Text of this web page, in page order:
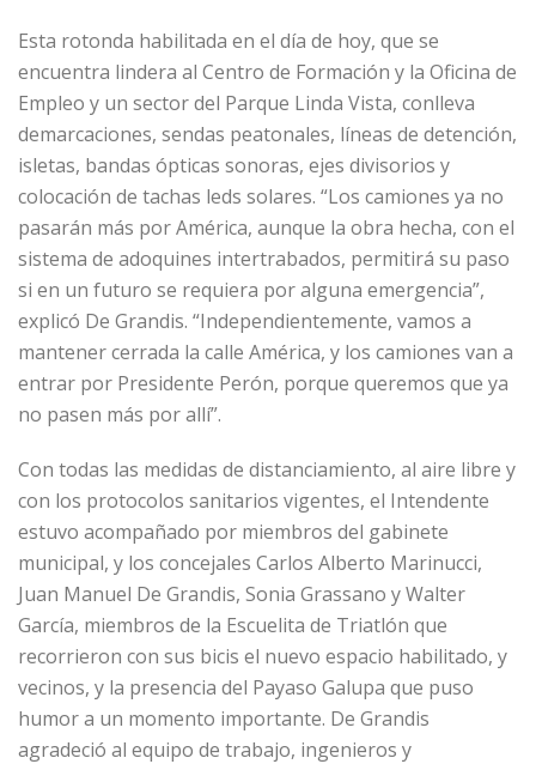
Esta rotonda habilitada en el día de hoy, que se
encuentra lindera al Centro de Formación y la Oficina de
Empleo y un sector del Parque Linda Vista, conlleva
demarcaciones, sendas peatonales, líneas de detención,
isletas, bandas ópticas sonoras, ejes divisorios y
colocación de tachas leds solares. “Los camiones ya no
pasarán más por América, aunque la obra hecha, con el
sistema de adoquines intertrabados, permitirá su paso
si en un futuro se requiera por alguna emergencia”,
explicó De Grandis. “Independientemente, vamos a
mantener cerrada la calle América, y los camiones van a
entrar por Presidente Perón, porque queremos que ya
no pasen más por allí”.
Con todas las medidas de distanciamiento, al aire libre y
con los protocolos sanitarios vigentes, el Intendente
estuvo acompañado por miembros del gabinete
municipal, y los concejales Carlos Alberto Marinucci,
Juan Manuel De Grandis, Sonia Grassano y Walter
García, miembros de la Escuelita de Triatlón que
recorrieron con sus bicis el nuevo espacio habilitado, y
vecinos, y la presencia del Payaso Galupa que puso
humor a un momento importante. De Grandis
agradeció al equipo de trabajo, ingenieros y